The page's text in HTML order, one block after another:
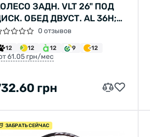
ЗАДН. VLT 26" ПОД
ОБЕД ДВУСТ. AL 36H;
ST SHUNFENG SF-
H25R ПОД ТРЕЩОЧКУ
0 отзывов
12 12 12 9 12
61.05 грн/мес
грн
ЗАБРАТЬ СЕЙЧАС